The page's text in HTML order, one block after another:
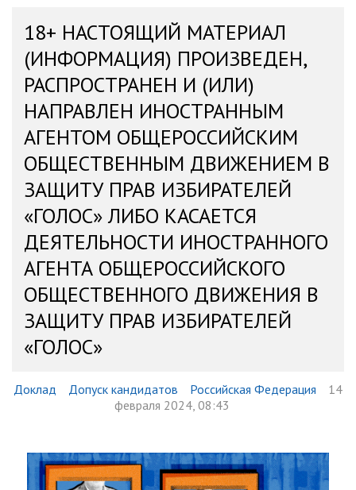
18+ НАСТОЯЩИЙ МАТЕРИАЛ
(ИНФОРМАЦИЯ) ПРОИЗВЕДЕН,
РАСПРОСТРАНЕН И (ИЛИ)
НАПРАВЛЕН ИНОСТРАННЫМ
АГЕНТОМ ОБЩЕРОССИЙСКИМ
ОБЩЕСТВЕННЫМ ДВИЖЕНИЕМ В
ЗАЩИТУ ПРАВ ИЗБИРАТЕЛЕЙ
«ГОЛОС» ЛИБО КАСАЕТСЯ
ДЕЯТЕЛЬНОСТИ ИНОСТРАННОГО
АГЕНТА ОБЩЕРОССИЙСКОГО
ОБЩЕСТВЕННОГО ДВИЖЕНИЯ В
ЗАЩИТУ ПРАВ ИЗБИРАТЕЛЕЙ
«ГОЛОС»
Доклад Допуск кандидатов Российская Федерация
14
февраля 2024, 08:43